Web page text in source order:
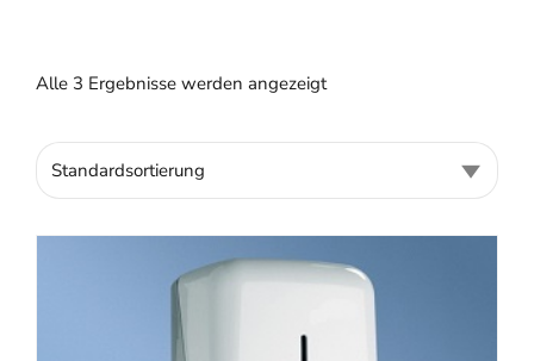
Alle 3 Ergebnisse werden angezeigt